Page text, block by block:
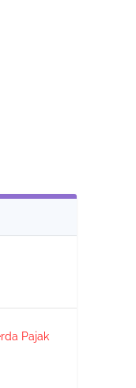
Pajak